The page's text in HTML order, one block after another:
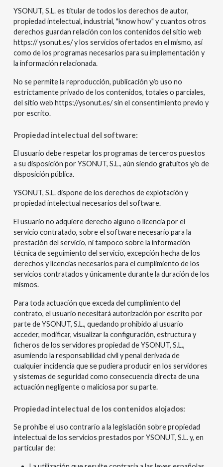
YSONUT, S.L. es titular de todos los derechos de autor,
propiedad intelectual, industrial, "know how" y cuantos otros
derechos guardan relación con los contenidos del sitio web
https:// ysonut.es/ y los servicios ofertados en el mismo, así
como de los programas necesarios para su implementación y
la información relacionada.
No se permite la reproducción, publicación y/o uso no
estrictamente privado de los contenidos, totales o parciales,
del sitio web https://ysonut.es/ sin el consentimiento previo y
por escrito.
Propiedad intelectual del software:
El usuario debe respetar los programas de terceros puestos
a su disposición por YSONUT, S.L., aún siendo gratuitos y/o de
disposición pública.
YSONUT, S.L. dispone de los derechos de explotación y
propiedad intelectual necesarios del software.
El usuario no adquiere derecho alguno o licencia por el
servicio contratado, sobre el software necesario para la
prestación del servicio, ni tampoco sobre la información
técnica de seguimiento del servicio, excepción hecha de los
derechos y licencias necesarios para el cumplimiento de los
servicios contratados y únicamente durante la duración de los
mismos.
Para toda actuación que exceda del cumplimiento del
contrato, el usuario necesitará autorización por escrito por
parte de YSONUT, S.L., quedando prohibido al usuario
acceder, modificar, visualizar la configuración, estructura y
ficheros de los servidores propiedad de YSONUT, S.L.,
asumiendo la responsabilidad civil y penal derivada de
cualquier incidencia que se pudiera producir en los servidores
y sistemas de seguridad como consecuencia directa de una
actuación negligente o maliciosa por su parte.
Propiedad intelectual de los contenidos alojados:
Se prohíbe el uso contrario a la legislación sobre propiedad
intelectual de los servicios prestados por YSONUT, S.L. y, en
particular de: